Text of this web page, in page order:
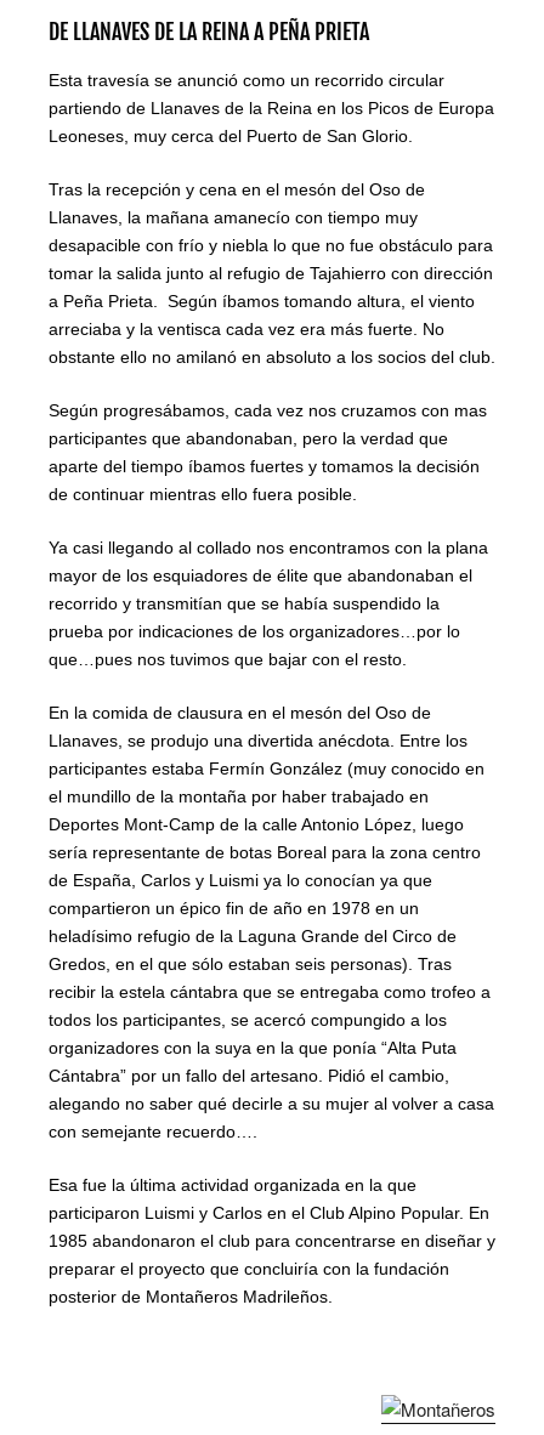
DE LLANAVES DE LA REINA A PEÑA PRIETA
Esta travesía se anunció como un recorrido circular
partiendo de Llanaves de la Reina en los Picos de Europa
Leoneses, muy cerca del Puerto de San Glorio.
Tras la recepción y cena en el mesón del Oso de
Llanaves, la mañana amanecío con tiempo muy
desapacible con frío y niebla lo que no fue obstáculo para
tomar la salida junto al refugio de Tajahierro con dirección
a Peña Prieta. Según íbamos tomando altura, el viento
arreciaba y la ventisca cada vez era más fuerte. No
obstante ello no amilanó en absoluto a los socios del club.
Según progresábamos, cada vez nos cruzamos con mas
participantes que abandonaban, pero la verdad que
aparte del tiempo íbamos fuertes y tomamos la decisión
de continuar mientras ello fuera posible.
Ya casi llegando al collado nos encontramos con la plana
mayor de los esquiadores de élite que abandonaban el
recorrido y transmitían que se había suspendido la
prueba por indicaciones de los organizadores…por lo
que…pues nos tuvimos que bajar con el resto.
En la comida de clausura en el mesón del Oso de
Llanaves, se produjo una divertida anécdota. Entre los
participantes estaba Fermín González (muy conocido en
el mundillo de la montaña por haber trabajado en
Deportes Mont-Camp de la calle Antonio López, luego
sería representante de botas Boreal para la zona centro
de España, Carlos y Luismi ya lo conocían ya que
compartieron un épico fin de año en 1978 en un
heladísimo refugio de la Laguna Grande del Circo de
Gredos, en el que sólo estaban seis personas). Tras
recibir la estela cántabra que se entregaba como trofeo a
todos los participantes, se acercó compungido a los
organizadores con la suya en la que ponía “Alta Puta
Cántabra” por un fallo del artesano. Pidió el cambio,
alegando no saber qué decirle a su mujer al volver a casa
con semejante recuerdo….
Esa fue la última actividad organizada en la que
participaron Luismi y Carlos en el Club Alpino Popular. En
1985 abandonaron el club para concentrarse en diseñar y
preparar el proyecto que concluiría con la fundación
posterior de Montañeros Madrileños.